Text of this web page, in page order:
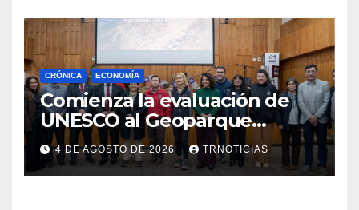
CRÓNICA ECONOMÍA
Comienza la evaluación de
UNESCO al Geoparque
Aspirante Pillanmapu en el
Maule
4 DE AGOSTO DE 2026 TRNOTICIAS